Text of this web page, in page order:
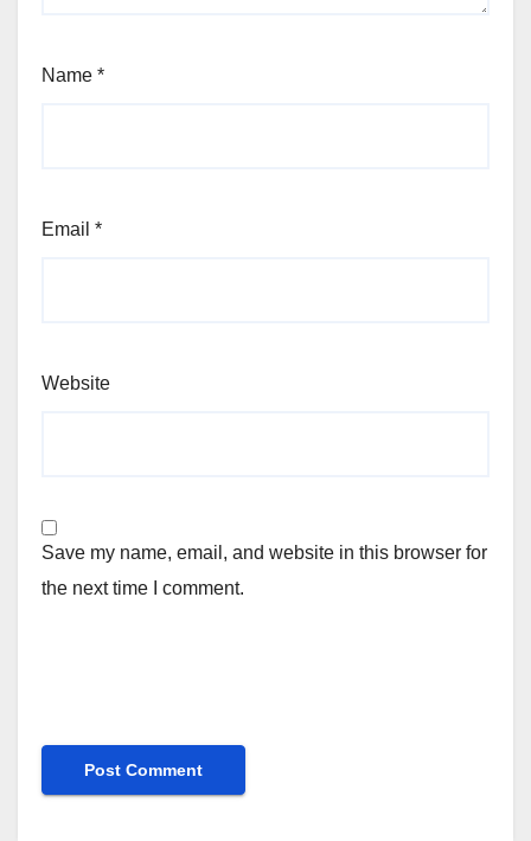
Name *
Email *
Website
Save my name, email, and website in this browser for
the next time I comment.